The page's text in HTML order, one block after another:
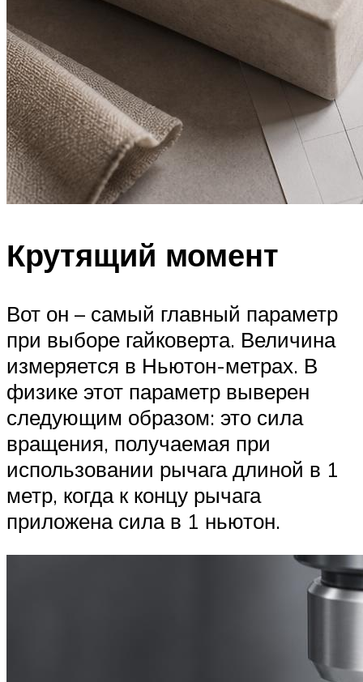
Крутящий момент
Вот он – самый главный параметр
при выборе гайковерта. Величина
измеряется в Ньютон-метрах. В
физике этот параметр выверен
следующим образом: это сила
вращения, получаемая при
использовании рычага длиной в 1
метр, когда к концу рычага
приложена сила в 1 ньютон.